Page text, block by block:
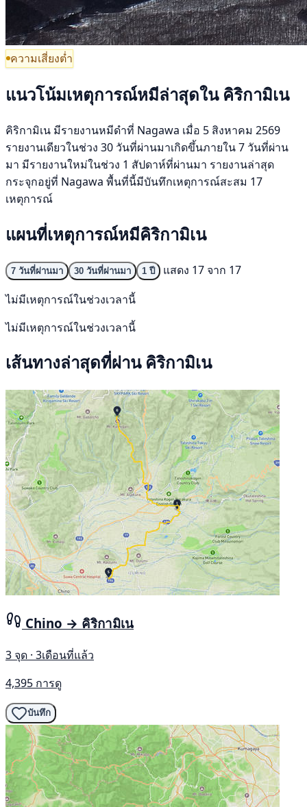
ความเสี่ยงต่ำ
แนวโน้มเหตุการณ์หมีล่าสุดใน คิริกามิเน
คิริกามิเน มีรายงานหมีดำที่ Nagawa เมื่อ 5 สิงหาคม 2569
รายงานเดียวในช่วง 30 วันที่ผ่านมาเกิดขึ้นภายใน 7 วันที่ผ่าน
มา มีรายงานใหม่ในช่วง 1 สัปดาห์ที่ผ่านมา รายงานล่าสุด
กระจุกอยู่ที่ Nagawa พื้นที่นี้มีบันทึกเหตุการณ์สะสม 17
เหตุการณ์
แผนที่เหตุการณ์หมีคิริกามิเน
7 วันที่ผ่านมา 30 วันที่ผ่านมา 1 ปี
แสดง 17 จาก 17
ไม่มีเหตุการณ์ในช่วงเวลานี้
ไม่มีเหตุการณ์ในช่วงเวลานี้
เส้นทางล่าสุดที่ผ่าน คิริกามิเน
Chino → คิริกามิเน
3 จุด · 3เดือนที่แล้ว
4,395 การดู
บันทึก